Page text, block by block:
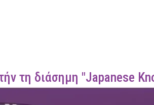
τη διάσημη "Japanese